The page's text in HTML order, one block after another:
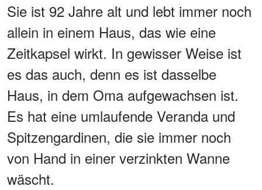
Sie ist 92 Jahre alt und lebt immer noch
allein in einem Haus, das wie eine
Zeitkapsel wirkt. In gewisser Weise ist
es das auch, denn es ist dasselbe
Haus, in dem Oma aufgewachsen ist.
Es hat eine umlaufende Veranda und
Spitzengardinen, die sie immer noch
von Hand in einer verzinkten Wanne
wäscht.